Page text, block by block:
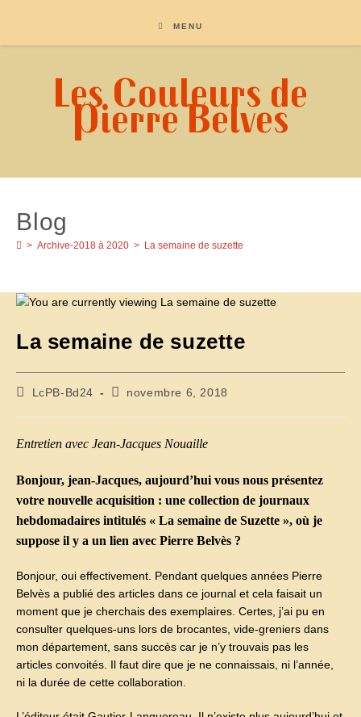
content
MENU
Les Couleurs de
Pierre Belves
Blog
> Archive-2018 à 2020 > La semaine de suzette
La semaine de suzette
Auteur/autrice
publication :
LcPB-Bd24
Publication
novembre 6, 2018
Entretien avec Jean-Jacques Nouaille
Bonjour, jean-Jacques, aujourd’hui vous nous présentez
votre nouvelle acquisition : une collection de journaux
hebdomadaires intitulés « La semaine de Suzette », où je
suppose il y a un lien avec Pierre Belvès ?
Bonjour, oui effectivement. Pendant quelques années Pierre
Belvès a publié des articles dans ce journal et cela faisait un
moment que je cherchais des exemplaires. Certes, j’ai pu en
consulter quelques-uns lors de brocantes, vide-greniers dans
mon département, sans succès car je n’y trouvais pas les
articles convoités. Il faut dire que je ne connaissais, ni l’année,
ni la durée de cette collaboration.